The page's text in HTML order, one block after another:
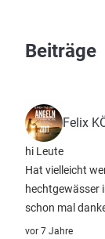
Beiträge
Felix
hi Leute
Hat vielleicht
hechtgewässer
schon mal
vor 7 Jahre